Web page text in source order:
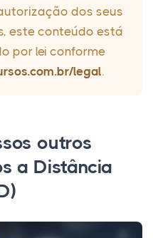
dos seus
este conteúdo está
por lei conforme
legal.
outros
a Distância